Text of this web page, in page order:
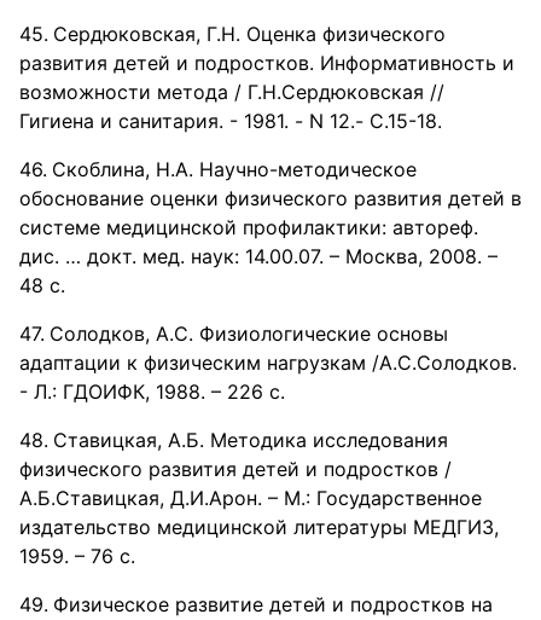
Сердюковская, Г.Н. Оценка физического
развития детей и подростков. Информативность и
возможности метода / Г.Н.Сердюковская //
Гигиена и санитария. - 1981. - N 12.- С.15-18.
Скоблина, Н.А. Научно-методическое
обоснование оценки физического развития детей в
системе медицинской профилактики: автореф.
дис. … докт. мед. наук: 14.00.07. – Москва, 2008. –
48 с.
Солодков, А.С. Физиологические основы
адаптации к физическим нагрузкам /А.С.Солодков.
- Л.: ГДОИФК, 1988. – 226 с.
Ставицкая, А.Б. Методика исследования
физического развития детей и подростков /
А.Б.Ставицкая, Д.И.Арон. – М.: Государственное
издательство медицинской литературы МЕДГИЗ,
1959. – 76 с.
Физическое развитие детей и подростков на